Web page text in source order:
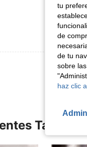
Ver
También
tu
de
de tu
sobre
haz clic